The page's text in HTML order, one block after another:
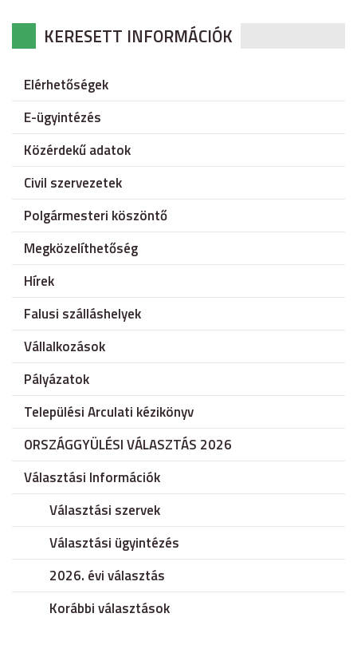
KERESETT INFORMÁCIÓK
Elérhetőségek
E-ügyintézés
Közérdekű adatok
Civil szervezetek
Polgármesteri köszöntő
Megközelíthetőség
Hírek
Falusi szálláshelyek
Vállalkozások
Pályázatok
Települési Arculati kézikönyv
ORSZÁGGYÜLÉSI VÁLASZTÁS 2026
Választási Információk
Választási szervek
Választási ügyintézés
2026. évi választás
Korábbi választások